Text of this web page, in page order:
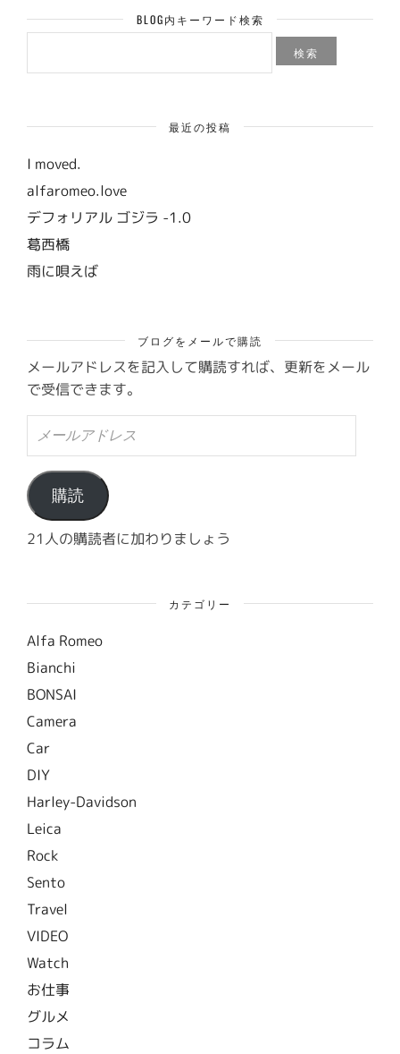
BLOG内キーワード検索
検
最近の投稿
I moved.
alfaromeo.love
デフォリアル ゴジラ -1.0
葛西橋
雨に唄えば
ブログをメールで購読
メールアドレスを記入して購読すれば、更新をメール
で受信できます。
ル
ア
ド
レ
ス
購読
21人の購読者に加わりましょう
カテゴリー
Alfa Romeo
Bianchi
BONSAI
Camera
Car
DIY
Harley-Davidson
Leica
Rock
Sento
Travel
VIDEO
Watch
お仕事
グルメ
コラム